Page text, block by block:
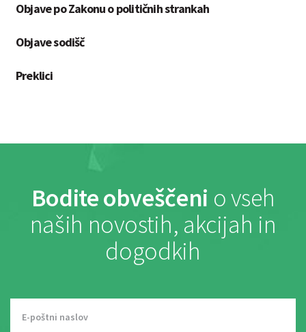
Objave po Zakonu o političnih strankah
Objave sodišč
Preklici
Bodite obveščeni o vseh
naših novostih, akcijah in
dogodkih